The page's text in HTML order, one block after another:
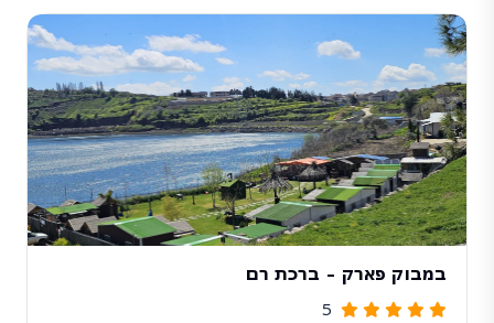
במבוק פארק - ברכת רם
5